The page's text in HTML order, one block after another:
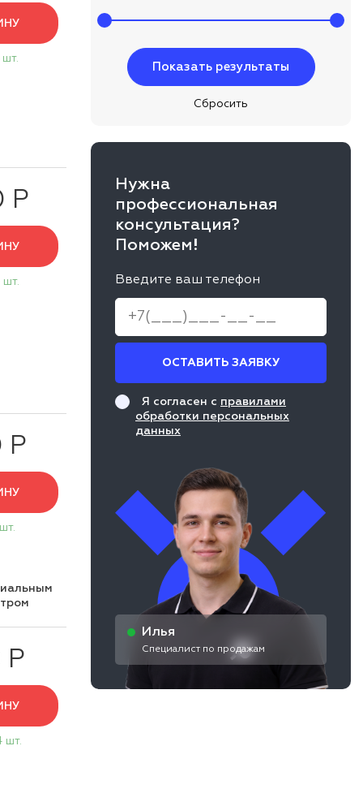
шт.
Р
шт.
Р
Р
шт.
Нужна
профессиональная
консультация?
Поможем!
Введите ваш телефон
ОСТАВИТЬ ЗАЯВКУ
Я согласен с правилами
обработки персональных
данных
Илья
Специалист по продажам